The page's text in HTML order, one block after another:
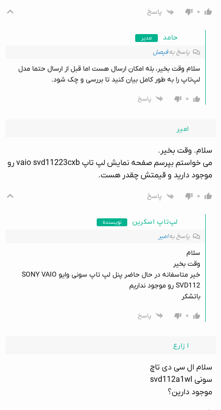
۰ پاسخ
حامد مدیر
پاسخ بهفیصل
سلام وقت بخیر، بله امکان ارسال هست اما قبل از ارسال حتما مدل
لپ‌تاپ را به طور کامل بیان کنید تا بررسی و چک شود.
۰
پاسخ
امیر
سلام. وقت بخیر.
می خواستم بپرسم صفحه نمایش لپ تاپ vaio svd11223cxb رو
موجود دارید و قیمتش چقدر هست.
۰ پاسخ
لپ‌تاپ اسکرین نویسنده
پاسخ بهامیر
سلام
وقت بخیر
خیر متاسفانه در حال حاضر پنل لپ تاپ سونی وایو SONY VAIO
SVD112 رو موجود نداریم
باتشکر
۰
پاسخ
ا زارع
سلام ال سی دی تاچ
سونی svd112a1wl
موجود دارین؟